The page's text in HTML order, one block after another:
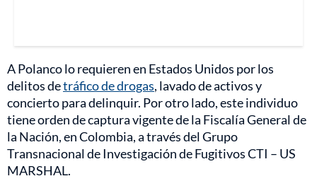
A Polanco lo requieren en Estados Unidos por los
delitos detráfico de drogas, lavado de activos y
concierto para delinquir. Por otro lado, este individuo
tiene orden de captura vigente de la Fiscalía General de
la Nación, en Colombia, a través del Grupo
Transnacional de Investigación de Fugitivos CTI – US
MARSHAL.